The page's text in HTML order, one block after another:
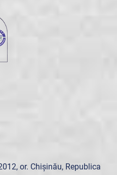
or. Chișinău, Republica